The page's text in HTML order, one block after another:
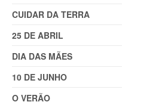
CUIDAR DA TERRA
25 DE ABRIL
DIA DAS MÃES
10 DE JUNHO
O VERÃO